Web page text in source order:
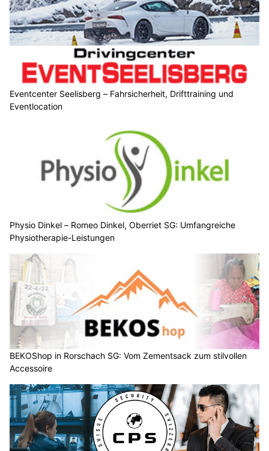
Eventcenter Seelisberg – Fahrsicherheit, Drifttraining und
Eventlocation
Physio Dinkel – Romeo Dinkel, Oberriet SG: Umfangreiche
Physiotherapie-Leistungen
BEKOShop in Rorschach SG: Vom Zementsack zum stilvollen
Accessoire